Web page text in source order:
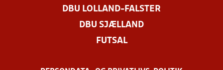
DBU LOLLAND-FALSTER
DBU SJÆLLAND
FUTSAL